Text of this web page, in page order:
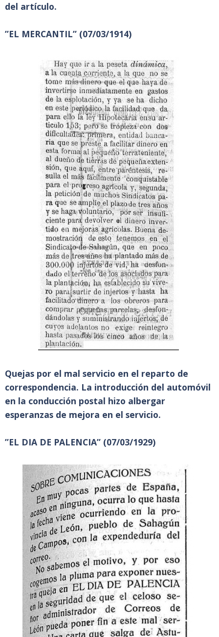
del artículo.
”EL MERCANTIL” (07/03/1914)
Quejas por el mal servicio en el reparto de
correspondencia. La introducción del automóvil
en la conducción postal hizo albergar
esperanzas de mejora en el servicio.
”EL DIA DE PALENCIA” (07/03/1929)